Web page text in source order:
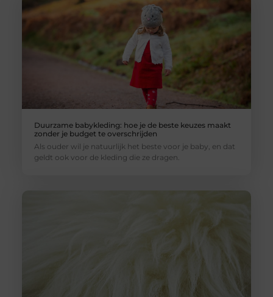
Duurzame babykleding: hoe je de beste keuzes maakt
zonder je budget te overschrijden
Als ouder wil je natuurlijk het beste voor je baby, en dat
geldt ook voor de kleding die ze dragen.